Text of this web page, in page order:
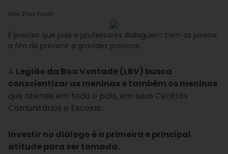
Arte: Elias Paulo
É preciso que pais e professores dialoguem com os jovens,
a fim de prevenir a gravidez precoce.
A Legião da Boa Vontade (LBV) busca
conscientizar as meninas e também os meninos
que atende em todo o país, em seus Centros
Comunitários e Escolas.
Investir no diálogo é a primeira e principal
atitude para ser tomada.